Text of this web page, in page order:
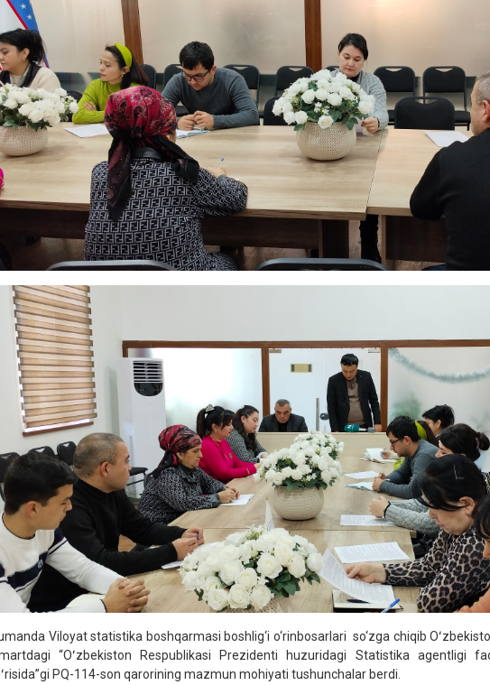
Viloyat statistika boshqarmasi boshlig‘i o‘rinbosarlari so‘zga chiqib
“Oʻzbekiston Respublikasi Prezidenti huzuridagi Statistika agentligi
PQ-114-son qarorining mazmun mohiyati tushunchalar berdi.